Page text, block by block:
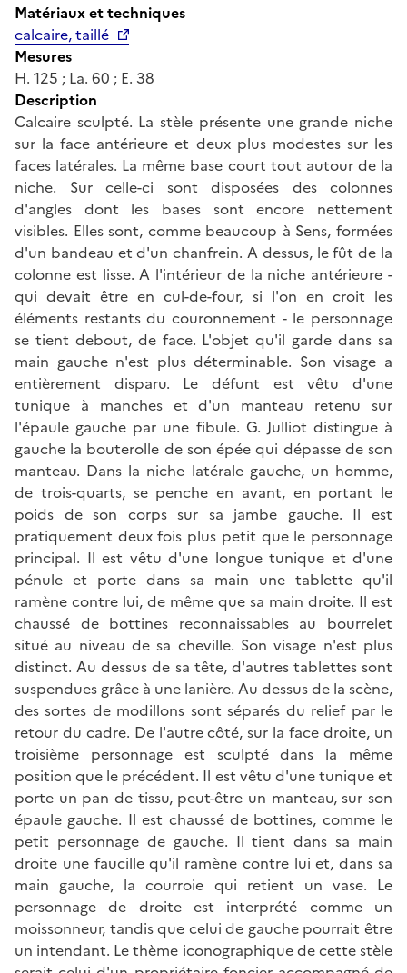
Matériaux et techniques
calcaire, taillé
Mesures
H. 125 ; La. 60 ; E. 38
Description
Calcaire sculpté. La stèle présente une grande niche
sur la face antérieure et deux plus modestes sur les
faces latérales. La même base court tout autour de la
niche. Sur celle-ci sont disposées des colonnes
d'angles dont les bases sont encore nettement
visibles. Elles sont, comme beaucoup à Sens, formées
d'un bandeau et d'un chanfrein. A dessus, le fût de la
colonne est lisse. A l'intérieur de la niche antérieure -
qui devait être en cul-de-four, si l'on en croit les
éléments restants du couronnement - le personnage
se tient debout, de face. L'objet qu'il garde dans sa
main gauche n'est plus déterminable. Son visage a
entièrement disparu. Le défunt est vêtu d'une
tunique à manches et d'un manteau retenu sur
l'épaule gauche par une fibule. G. Julliot distingue à
gauche la bouterolle de son épée qui dépasse de son
manteau. Dans la niche latérale gauche, un homme,
de trois-quarts, se penche en avant, en portant le
poids de son corps sur sa jambe gauche. Il est
pratiquement deux fois plus petit que le personnage
principal. Il est vêtu d'une longue tunique et d'une
pénule et porte dans sa main une tablette qu'il
ramène contre lui, de même que sa main droite. Il est
chaussé de bottines reconnaissables au bourrelet
situé au niveau de sa cheville. Son visage n'est plus
distinct. Au dessus de sa tête, d'autres tablettes sont
suspendues grâce à une lanière. Au dessus de la scène,
des sortes de modillons sont séparés du relief par le
retour du cadre. De l'autre côté, sur la face droite, un
troisième personnage est sculpté dans la même
position que le précédent. Il est vêtu d'une tunique et
porte un pan de tissu, peut-être un manteau, sur son
épaule gauche. Il est chaussé de bottines, comme le
petit personnage de gauche. Il tient dans sa main
droite une faucille qu'il ramène contre lui et, dans sa
main gauche, la courroie qui retient un vase. Le
personnage de droite est interprété comme un
moissonneur, tandis que celui de gauche pourrait être
un intendant. Le thème iconographique de cette stèle